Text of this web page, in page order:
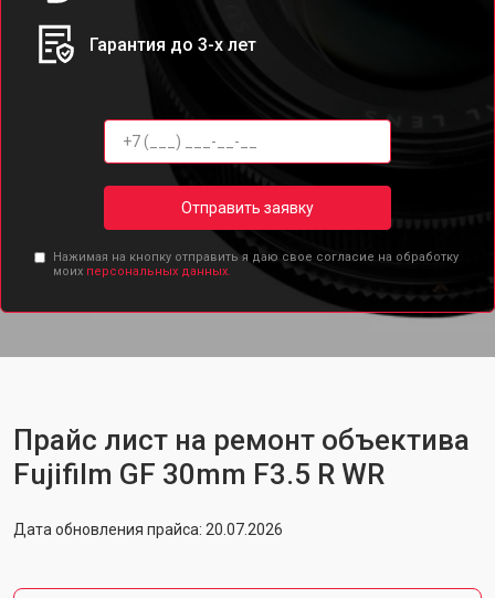
Гарантия до 3-х лет
Отправить заявку
Нажимая на кнопку отправить я даю свое согласие на обработку
моих персональных данных.
Прайс лист на ремонт объектива
Fujifilm GF 30mm F3.5 R WR
Дата обновления прайса: 20.07.2026